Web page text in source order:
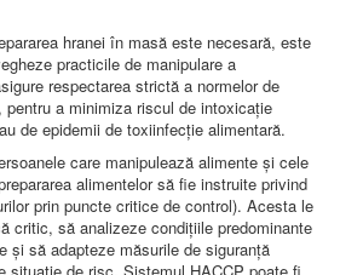
hranei în masă este necesară, este
practicile de manipulare a
respectarea strictă a normelor de
pentru a minimiza riscul de intoxicație
de epidemii de toxiinfecție alimentară.
care manipulează alimente și cele
alimentelor să fie instruite privind
prin puncte critice de control). Acesta le
critic, să analizeze condițiile predominante
și să adapteze măsurile de siguranță